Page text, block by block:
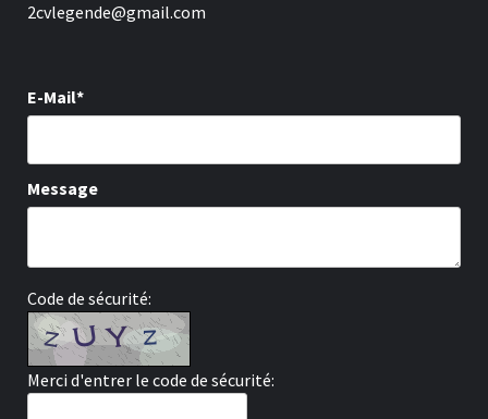
2cvlegende@gmail.com
E-Mail*
Message
Code de sécurité:
Merci d'entrer le code de sécurité: